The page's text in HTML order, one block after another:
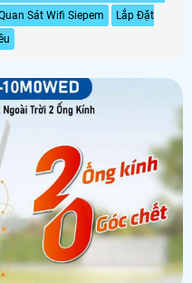
Sát Wifi Siepem
Lắp Đặt